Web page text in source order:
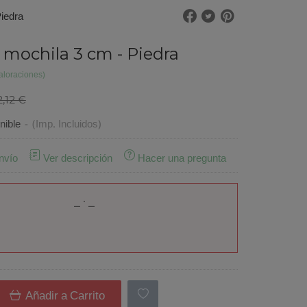
3 cm - Piedra
€
- (Imp. Incluidos)
Ver descripción Hacer una pregunta
Añadir a Carrito